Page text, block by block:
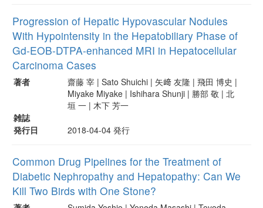
Progression of Hepatic Hypovascular Nodules
With Hypointensity in the Hepatobiliary Phase of
Gd-EOB-DTPA-enhanced MRI in Hepatocellular
Carcinoma Cases
著者
齋藤 宰 | Sato Shuichi | 矢﨑 友隆 | 飛田 博史 |
Miyake Miyake | Ishihara Shunji | 勝部 敬 | 北
垣 一 | 木下 芳一
雑誌
発行日
2018-04-04 発行
Common Drug Pipelines for the Treatment of
Diabetic Nephropathy and Hepatopathy: Can We
Kill Two Birds with One Stone?